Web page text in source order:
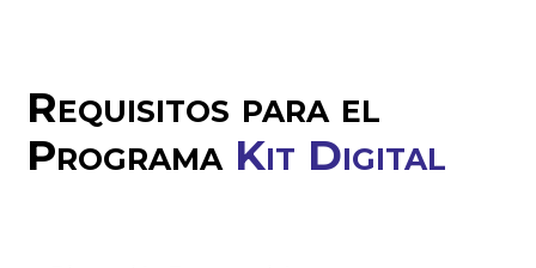
Requisitos para el
Programa Kit Digital